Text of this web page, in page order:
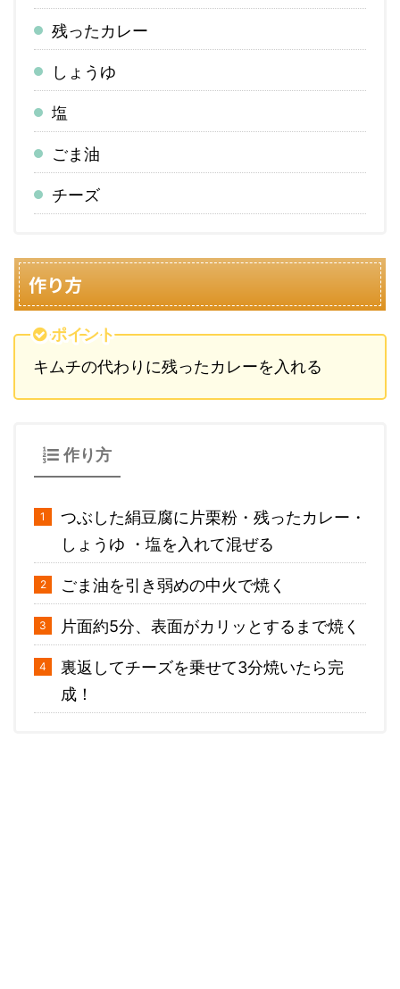
残ったカレー
しょうゆ
塩
ごま油
チーズ
作り方
ポイント
キムチの代わりに残ったカレーを入れる
作り方
つぶした絹豆腐に片栗粉・残ったカレー・
しょうゆ ・塩を入れて混ぜる
ごま油を引き弱めの中火で焼く
片面約5分、表面がカリッとするまで焼く
裏返してチーズを乗せて3分焼いたら完
成！